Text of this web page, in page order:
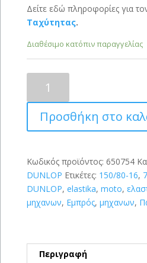
Δείτε εδώ πληροφορίες για
Ταχύτητας.
Διαθέσιμο κατόπιν παραγγελίας
150/80-
(71H)
ποσότητα
Προσθήκη στο
Κωδικός προϊόντος: 650754
DUNLOP Ετικέτες: 150/80-16,
DUNLOP, elastika, moto,
μηχανων, Εμπρός, μηχανων,
Περιγραφή